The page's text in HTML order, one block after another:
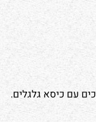
עם כיסא גלגלים.